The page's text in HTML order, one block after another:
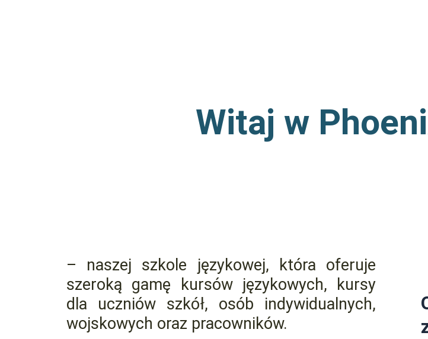
Witaj w
– naszej szkole językowej, która oferuje
szeroką gamę kursów językowych, kursy
dla uczniów szkół, osób indywidualnych,
wojskowych oraz pracowników.